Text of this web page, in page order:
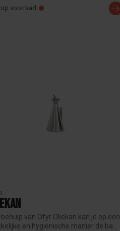
voorraad
van Ofyr Oliekan kan je op een
en hygiënische manier de ba...